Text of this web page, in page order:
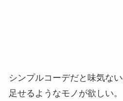
シンプルコーデだと味気な
足せるようなモノが欲しい。